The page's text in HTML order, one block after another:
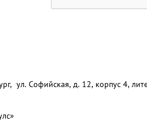
ул. Софийская, д. 12, корпус 4,